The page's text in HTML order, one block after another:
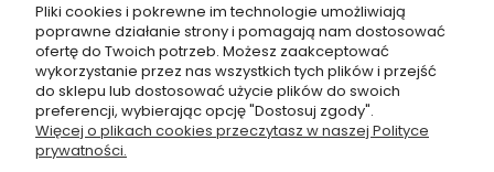
Dołącz do naszejgrupy facebookowej !
POMOC
SKLEP
Pliki cookies i pokrewne im technologie umożliwiają
poprawne działanie strony i pomagają nam dostosować
ofertę do Twoich potrzeb. Możesz zaakceptować
wykorzystanie przez nas wszystkich tych plików i przejść
do sklepu lub dostosować użycie plików do swoich
preferencji, wybierając opcję "Dostosuj zgody".
Więcej o plikach cookies przeczytasz w naszej Polityce
prywatności.